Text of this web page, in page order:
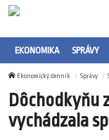
EKONOMIKA SPRÁVY
Ekonomický denník Správy
Dôchodkyňu
vychádzala